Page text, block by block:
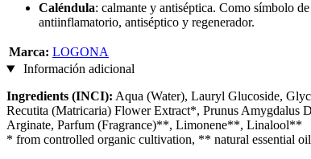
Caléndula: calmante y antiséptica. Como símbolo
antiinflamatorio, antiséptico y regenerador.
Marca: LOGONA
Información adicional
Ingredients (INCI): Aqua (Water), Lauryl Glucoside,
Recutita (Matricaria) Flower Extract*, Prunus
Arginate, Parfum (Fragrance)**, Limonene**, Linalool**
* from controlled organic cultivation, ** natural essential